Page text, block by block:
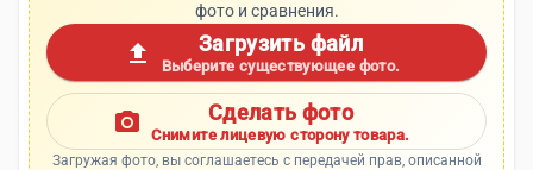
фото и сравнения.
upload Загрузить файл
Выберите существующее фото.
photo_camera Сделать фото
Снимите лицевую сторону товара.
Загружая фото, вы соглашаетесь с передачей прав, описанной